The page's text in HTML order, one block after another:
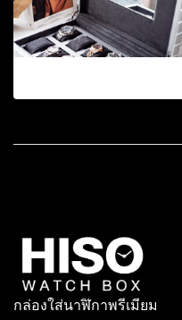
กล่องใส่นาฬิกาพรีเมียม